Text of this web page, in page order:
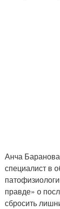
Анча
специалист в
правде» о
сбросить